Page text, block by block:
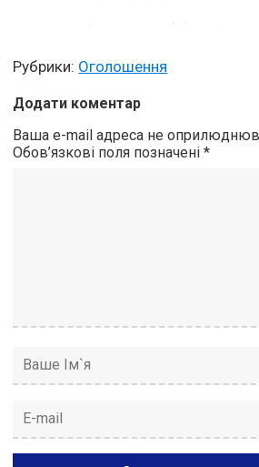
Рубрики: Оголошення
Додати коментар
Ваша e-mail адреса не
Обов’язкові поля позначені*